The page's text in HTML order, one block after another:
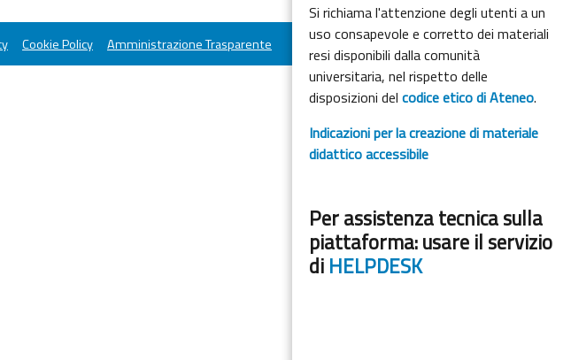
Si richiama l'attenzione degli utenti a un
uso consapevole e corretto dei materiali
resi disponibili dalla comunità
universitaria, nel rispetto delle
disposizioni delcodice etico di Ateneo.
Indicazioni per la creazione di materiale
didattico accessibile
Per assistenza tecnica sulla
piattaforma: usare il servizio
di HELPDESK
Cookie Policy Amministrazione Trasparente